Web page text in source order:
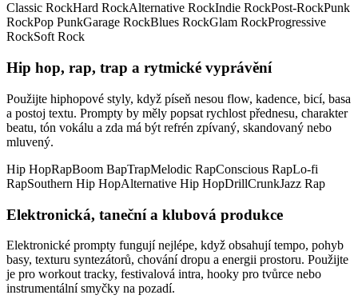
Classic RockHard RockAlternative RockIndie RockPost-RockPunk
RockPop PunkGarage RockBlues RockGlam RockProgressive
RockSoft Rock
Hip hop, rap, trap a rytmické vyprávění
Použijte hiphopové styly, když píseň nesou flow, kadence, bicí, basa
a postoj textu. Prompty by měly popsat rychlost přednesu, charakter
beatu, tón vokálu a zda má být refrén zpívaný, skandovaný nebo
mluvený.
Hip HopRapBoom BapTrapMelodic RapConscious RapLo-fi
RapSouthern Hip HopAlternative Hip HopDrillCrunkJazz Rap
Elektronická, taneční a klubová produkce
Elektronické prompty fungují nejlépe, když obsahují tempo, pohyb
basy, texturu syntezátorů, chování dropu a energii prostoru. Použijte
je pro workout tracky, festivalová intra, hooky pro tvůrce nebo
instrumentální smyčky na pozadí.